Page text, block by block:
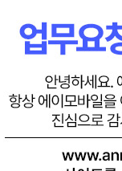
자세로 최고에 도
로 소통합니다.
휴사 고객등 모든